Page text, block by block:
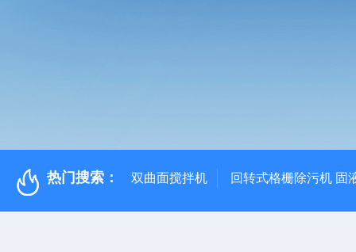
热门搜索： 双曲面搅拌机 回转式格栅除污机 固